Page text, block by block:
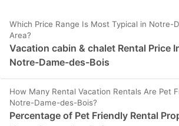
Which Price Range Is Most Typical in Notre-
Area?
Vacation cabin & chalet Rental Price
Notre-Dame-des-Bois
How Many Rental Vacation Rentals Are Pet
Notre-Dame-des-Bois?
Percentage of Pet Friendly Rental